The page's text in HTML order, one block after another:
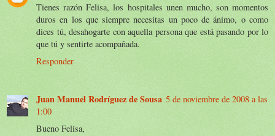
Tienes razón Felisa, los hospitales unen mucho, son momentos
duros en los que siempre necesitas un poco de ánimo, o como
dices tú, desahogarte con aquella persona que está pasando por lo
que tú y sentirte acompañada.
Responder
Juan Manuel Rodríguez de Sousa 5 de noviembre de 2008 a las
1:00
Bueno Felisa,